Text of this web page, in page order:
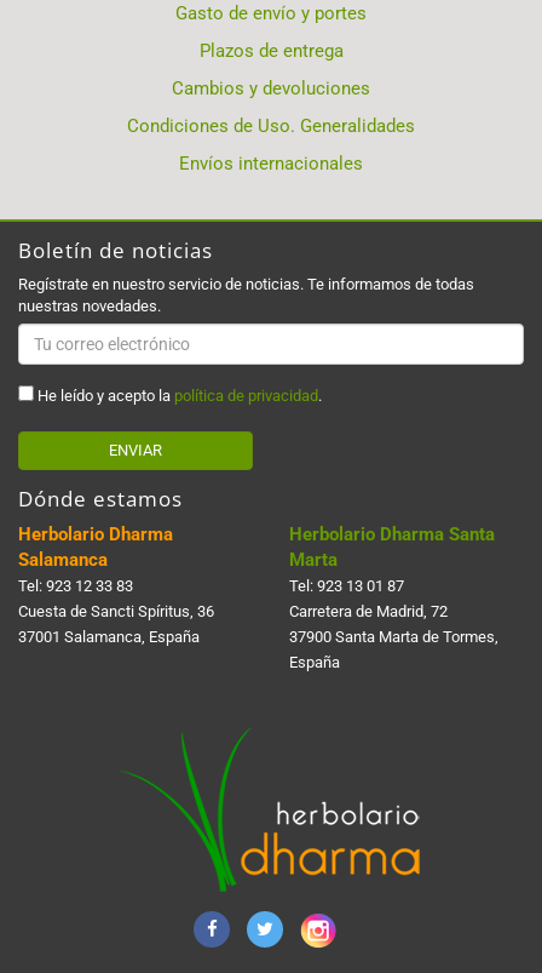
Gasto de envío y portes
Plazos de entrega
Cambios y devoluciones
Condiciones de Uso. Generalidades
Envíos internacionales
Boletín de noticias
Regístrate en nuestro servicio de noticias. Te informamos de todas
nuestras novedades.
He leído y acepto la política de privacidad .
ENVIAR
Dónde estamos
Herbolario Dharma
Salamanca
Tel: 923 12 33 83
Cuesta de Sancti Spí­ritus, 36
37001 Salamanca, España
Herbolario Dharma Santa
Marta
Tel: 923 13 01 87
Carretera de Madrid, 72
37900 Santa Marta de Tormes,
España